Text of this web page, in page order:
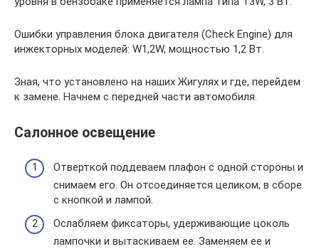
Ошибки управления блока двигателя (Check Engine) для
инжекторных моделей: W1,2W, мощностью 1,2 Вт.
Зная, что установлено на наших Жигулях и где, перейдем
к замене. Начнем с передней части автомобиля.
Салонное освещение
Отверткой поддеваем плафон с одной стороны и
снимаем его. Он отсоединяется целиком, в сборе
с кнопкой и лампой.
Ослабляем фиксаторы, удерживающие цоколь
лампочки и вытаскиваем ее. Заменяем ее и